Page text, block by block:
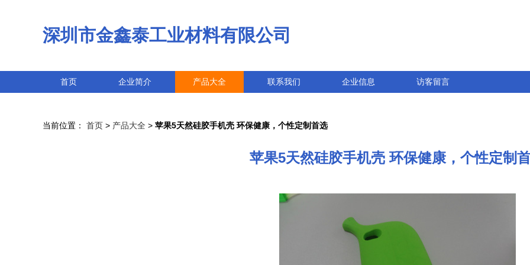
深圳市金鑫泰工业材料有限公司
首页 企业简介 产品大全 联系我们 企业信息 访客留言
当前位置： 首页 > 产品大全 > 苹果5天然硅胶手机壳 环保健康，个性定制首选
苹果5天然硅胶手机壳 环保健康，个性定制